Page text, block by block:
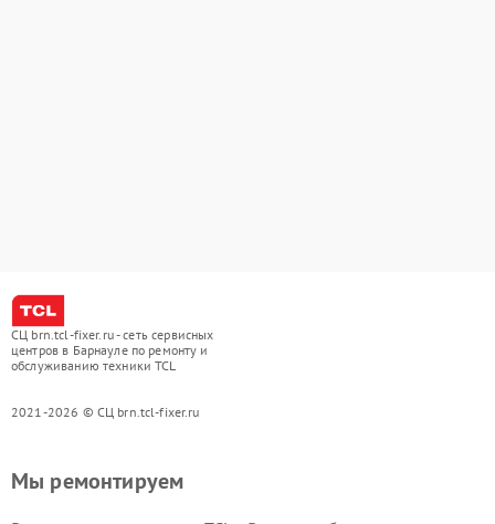
СЦ brn.tcl-fixer.ru - сеть сервисных
центров в Барнауле по ремонту и
обслуживанию техники TCL
2021-2026 © СЦ brn.tcl-fixer.ru
Мы ремонтируем